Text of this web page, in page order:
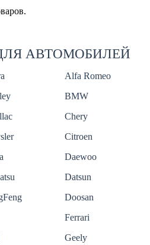
АВТОМОБИЛЕЙ
Alfa Romeo
BMW
Chery
Citroen
Daewoo
Datsun
Doosan
Ferrari
Geely